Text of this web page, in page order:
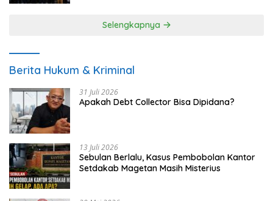
Selengkapnya
Berita Hukum & Kriminal
31 Juli 2026
Apakah Debt Collector Bisa Dipidana?
13 Juli 2026
Sebulan Berlalu, Kasus Pembobolan Kantor
Setdakab Magetan Masih Misterius